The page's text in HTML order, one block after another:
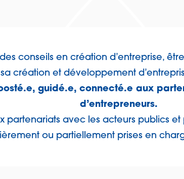
conseils en création d’entreprise,
sa création et développement
guidé.e, connecté.e aux
d’entrepreneurs.
partenariats avec les acteurs publics et
ou partiellement prises en